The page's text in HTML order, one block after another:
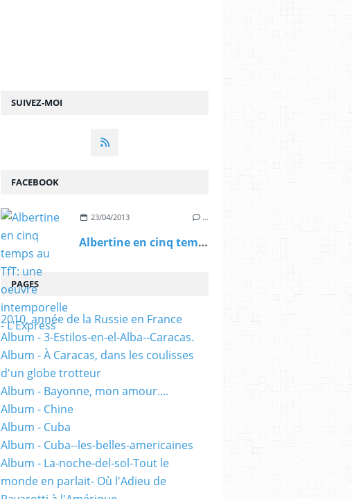
SUIVEZ-MOI
FACEBOOK
23/04/2013 …
Albertine en cinq temps au TfT: une oeuvre intemporelle - L'Express
PAGES
2010, année de la Russie en France
Album - 3-Estilos-en-el-Alba--Caracas.
Album - À Caracas, dans les coulisses
d'un globe trotteur
Album - Bayonne, mon amour....
Album - Chine
Album - Cuba
Album - Cuba--les-belles-americaines
Album - La-noche-del-sol-Tout le
monde en parlait- Où l'Adieu de